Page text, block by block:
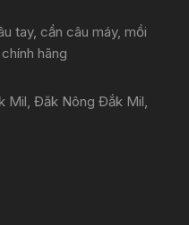
tay, cần câu máy, mồi
hãng
Mil, Đăk Nông Đắk Mil,